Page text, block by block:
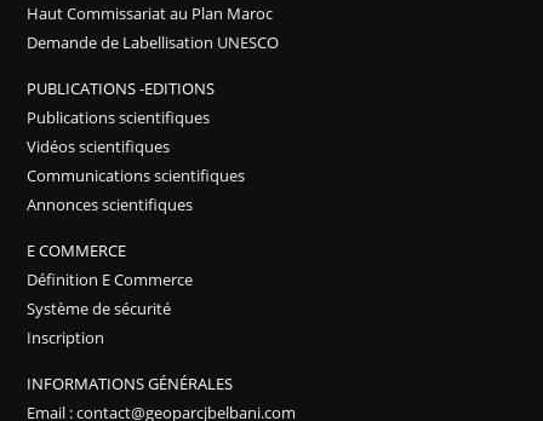
Haut Commissariat au Plan Maroc
Demande de Labellisation UNESCO
PUBLICATIONS -EDITIONS
Publications scientifiques
Vidéos scientifiques
Communications scientifiques
Annonces scientifiques
E COMMERCE
Définition E Commerce
Système de sécurité
Inscription
INFORMATIONS GÉNÉRALES
Email : contact@geoparcjbelbani.com